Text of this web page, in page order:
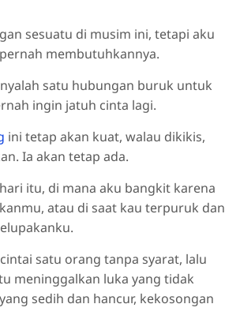
sesuatu di musim ini, tetapi aku
membutuhkannya.
satu hubungan buruk untuk
ingin jatuh cinta lagi.
ini tetap akan kuat, walau dikikis,
Ia akan tetap ada.
itu, di mana aku bangkit karena
atau di saat kau terpuruk dan
satu orang tanpa syarat, lalu
meninggalkan luka yang tidak
sedih dan hancur, kekosongan